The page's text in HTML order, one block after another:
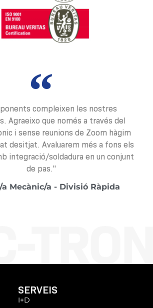
compleixen les nostres
Agraeixo que només a través del
i sense reunions de Zoom hàgim
desitjat. Avaluarem més a fons els
integració/soldadura en un conjunt
de pas."
Mecànic/a - Divisió Ràpida
SERVEIS
I+D